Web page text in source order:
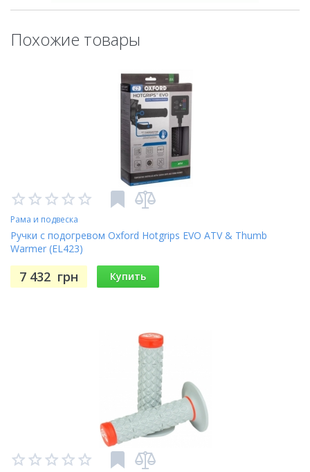
Похожие товары
Рама и подвеска
Ручки с подогревом Oxford Hotgrips EVO ATV & Thumb
Warmer (EL423)
7 432 грн Купить